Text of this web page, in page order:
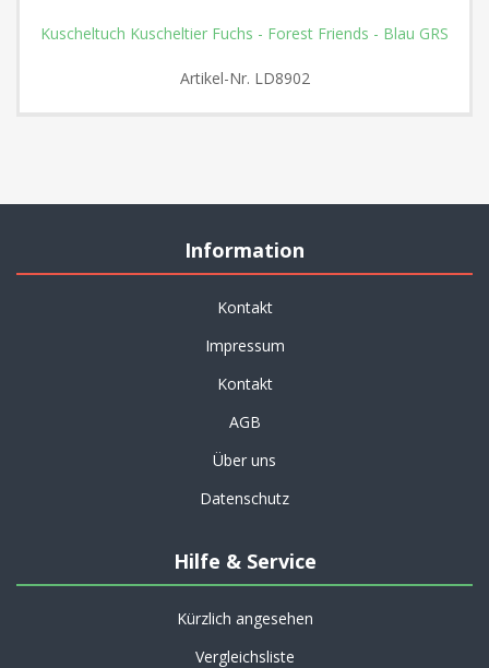
Kuscheltuch Kuscheltier Fuchs - Forest Friends - Blau GRS
Artikel-Nr. LD8902
Information
Kontakt
Impressum
Kontakt
AGB
Über uns
Datenschutz
Hilfe & Service
Kürzlich angesehen
Vergleichsliste